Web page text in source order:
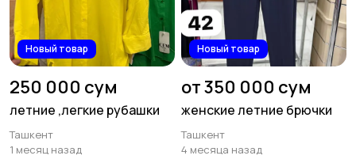
Новый товар
250 000 сум
летние ,легкие рубашки
Ташкент
1 месяц назад
Новый товар
от 350 000 сум
женские летние брючки
Ташкент
4 месяца назад